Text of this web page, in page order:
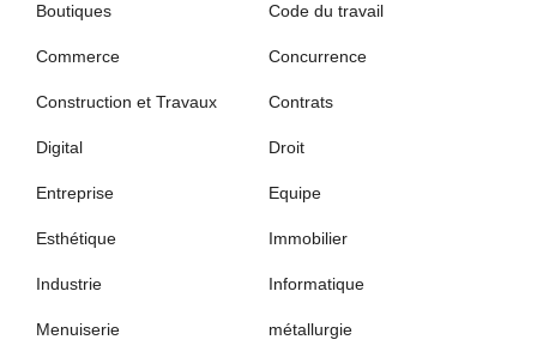
Boutiques Code du travail
Commerce Concurrence
Construction et Travaux Contrats
Digital Droit
Entreprise Equipe
Esthétique Immobilier
Industrie Informatique
Menuiserie métallurgie